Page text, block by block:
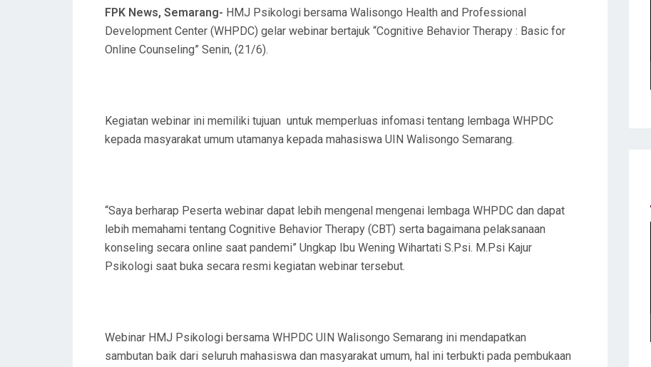
N
FPK News, Semarang- HMJ Psikologi bersama Walisongo Health and Professional
Development Center (WHPDC) gelar webinar bertajuk “Cognitive Behavior Therapy : Basic for
Online Counseling” Senin, (21/6).
Kegiatan webinar ini memiliki tujuan untuk memperluas infomasi tentang lembaga WHPDC
kepada masyarakat umum utamanya kepada mahasiswa UIN Walisongo Semarang.
“Saya berharap Peserta webinar dapat lebih mengenal mengenai lembaga WHPDC dan dapat
lebih memahami tentang Cognitive Behavior Therapy (CBT) serta bagaimana pelaksanaan
konseling secara online saat pandemi” Ungkap Ibu Wening Wihartati S.Psi. M.Psi Kajur
Psikologi saat buka secara resmi kegiatan webinar tersebut.
Webinar HMJ Psikologi bersama WHPDC UIN Walisongo Semarang ini mendapatkan
sambutan baik dari seluruh mahasiswa dan masyarakat umum, hal ini terbukti pada pembukaan